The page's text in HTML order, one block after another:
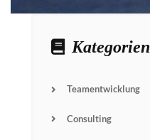
Kategorien
Teamentwicklung
Consulting